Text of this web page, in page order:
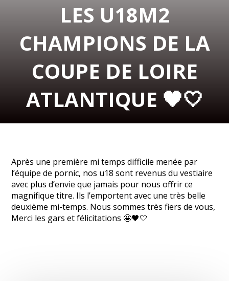
LES U18M2
CHAMPIONS DE LA
COUPE DE LOIRE
ATLANTIQUE 🖤🤍
Après une première mi temps difficile menée par
l’équipe de pornic, nos u18 sont revenus du vestiaire
avec plus d’envie que jamais pour nous offrir ce
magnifique titre. Ils l’emportent avec une très belle
deuxième mi-temps. Nous sommes très fiers de vous,
Merci les gars et félicitations 🤩🖤🤍